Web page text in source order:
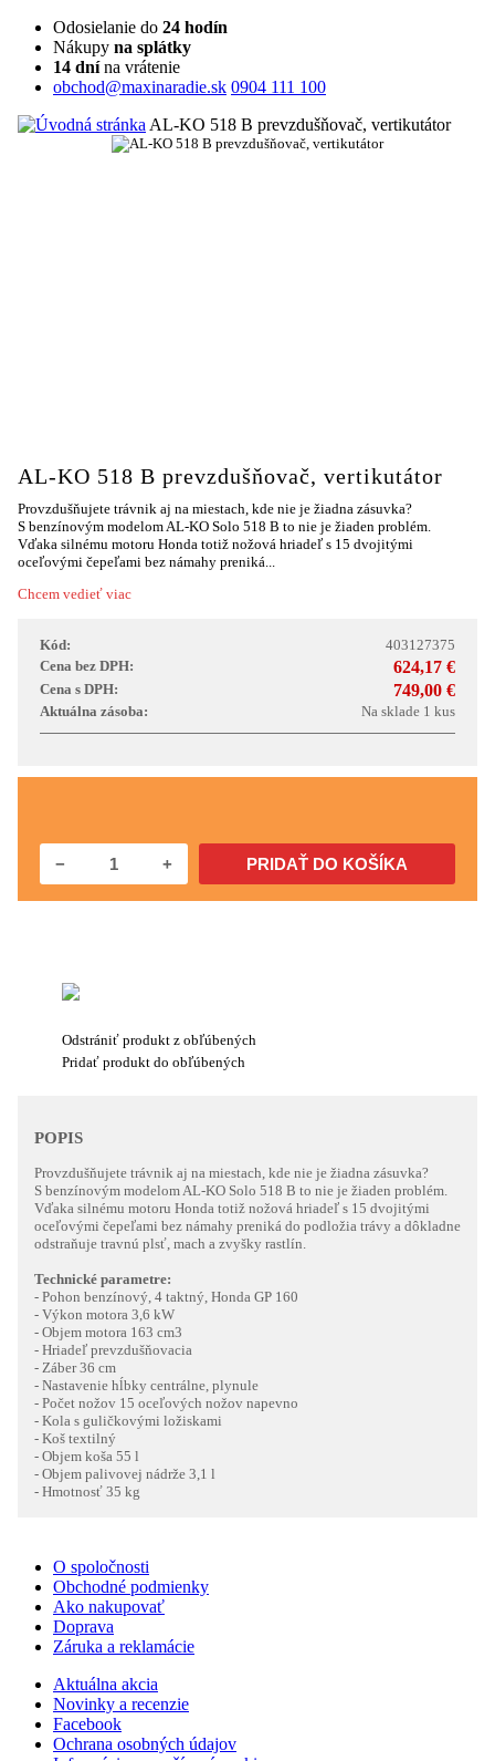
Odosielanie do 24 hodín
Nákupy na splátky
14 dnína vrátenie
obchod@maxinaradie.sk 0904 111 100
AL-KO 518 B prevzdušňovač, vertikutátor
AL-KO 518 B prevzdušňovač, vertikutátor
Provzdušňujete trávnik aj na miestach, kde nie je žiadna zásuvka?
S benzínovým modelom AL-KO Solo 518 B to nie je žiaden problém.
Vďaka silnému motoru Honda totiž nožová hriadeľ s 15 dvojitými
oceľovými čepeľami bez námahy preniká...
Chcem vedieť viac
Kód:
403127375
Cena bez DPH:
624,17 €
Cena s DPH: 749,00 €
Aktuálna zásoba: Na sklade 1 kus
− +
Odstrániť produkt z obľúbených
Pridať produkt do obľúbených
POPIS
Provzdušňujete trávnik aj na miestach, kde nie je žiadna zásuvka?
S benzínovým modelom AL-KO Solo 518 B to nie je žiaden problém.
Vďaka silnému motoru Honda totiž nožová hriadeľ s 15 dvojitými
oceľovými čepeľami bez námahy preniká do podložia trávy a dôkladne
odstraňuje travnú plsť, mach a zvyšky rastlín.
Technické parametre:
- Pohon benzínový, 4 taktný, Honda GP 160
- Výkon motora 3,6 kW
- Objem motora 163 cm3
- Hriadeľ prevzdušňovacia
- Záber 36 cm
- Nastavenie hĺbky centrálne, plynule
- Počet nožov 15 oceľových nožov napevno
- Kola s guličkovými ložiskami
- Koš textilný
- Objem koša 55 l
- Objem palivovej nádrže 3,1 l
- Hmotnosť 35 kg
O spoločnosti
Obchodné podmienky
Ako nakupovať
Doprava
Záruka a reklamácie
Aktuálna akcia
Novinky a recenzie
Facebook
Ochrana osobných údajov